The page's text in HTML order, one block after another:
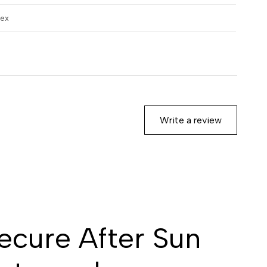
Write a review
After Sun